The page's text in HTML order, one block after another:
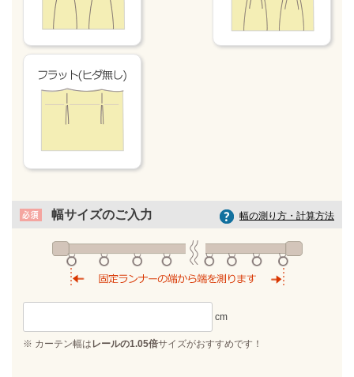
幅サイズのご入力 幅の測り方・計算方法
※ カーテン幅は レールの1.05倍サイズがおすすめです！